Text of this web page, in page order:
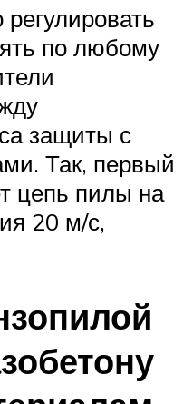
по любому
защиты с
Так, первый
цепь пилы на
20 м/с,